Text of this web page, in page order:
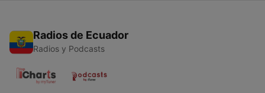
Radios de Ecuador
Radios y Podcasts